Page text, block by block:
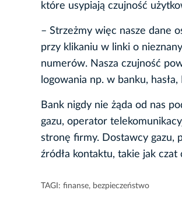
które usypiają czujność
– Strzeżmy więc nasze dane
przy klikaniu w linki o
numerów. Nasza czujność
logowania np. w banku,
Bank nigdy nie żąda od nas
gazu, operator
stronę firmy. Dostawcy gazu,
źródła kontaktu, takie jak czat
TAGI: finanse, bezpieczeństwo